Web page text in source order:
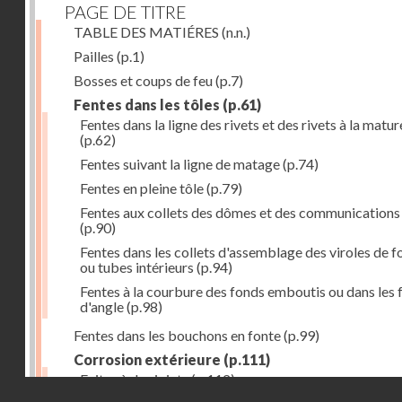
PAGE DE TITRE
TABLE DES MATIÉRES (n.n.)
Pailles (p.1)
Bosses et coups de feu(p.7)
Fentes dans les tôles (p.61)
Fentes dans la ligne des rivets et des rivets à la
(p.62)
Fentes suivant la ligne de matage(p.74)
Fentes en pleine tôle(p.79)
Fentes aux collets des dômes et des communications
(p.90)
Fentes dans les collets d'assemblage des viroles de
ou tubes intérieurs (p.94)
Fentes à la courbure des fonds emboutis ou dans les
d'angle(p.98)
Fentes dans les bouchons en fonte(p.99)
Corrosion extérieure (p.111)
Fuites à des joints(p.112)